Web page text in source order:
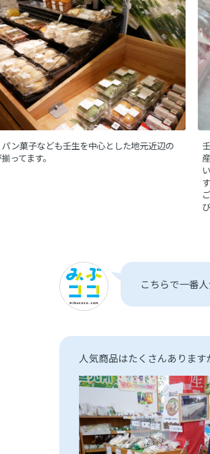
ン菓子なども壬生を中心とした地元近辺の
ってます。
こちらで一番
人気商品はたくさんありま